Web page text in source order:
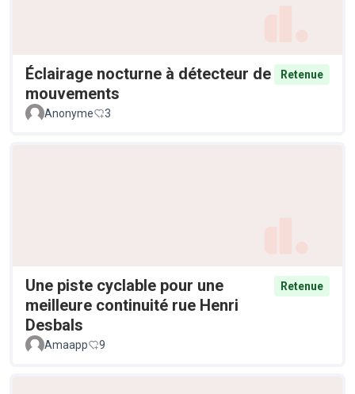
Éclairage nocturne à détecteur de
mouvements
Retenue
Anonyme 3
Une piste cyclable pour une
meilleure continuité rue Henri
Desbals
Retenue
Amaapp 9